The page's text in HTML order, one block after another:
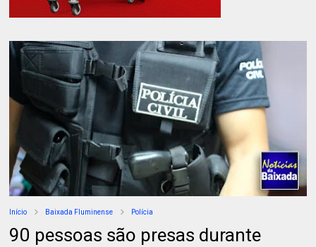
Início Baixada Fluminense Polícia
90 pessoas são presas durante